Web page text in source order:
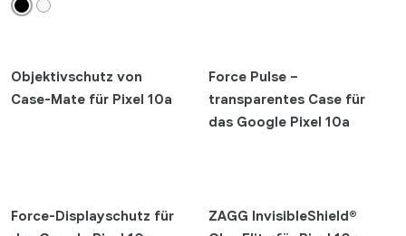
Objektivschutz von
Case-Mate für Pixel 10a
Force Pulse –
transparentes Case für
das Google Pixel 10a
Force-Displayschutz für
ZAGG InvisibleShield®